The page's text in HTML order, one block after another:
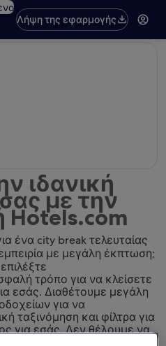
Λήψη της εφαρμογής
ιδανική
με την
ένα city break τελευταίας
με μεγάλη έκπτωση;
τρόπο για να κλείσετε
εσάς. Διαθέτουμε μεγάλη
για να
ταξινόμηση και φίλτρα για
για εσάς. Δεν θέλουμε να